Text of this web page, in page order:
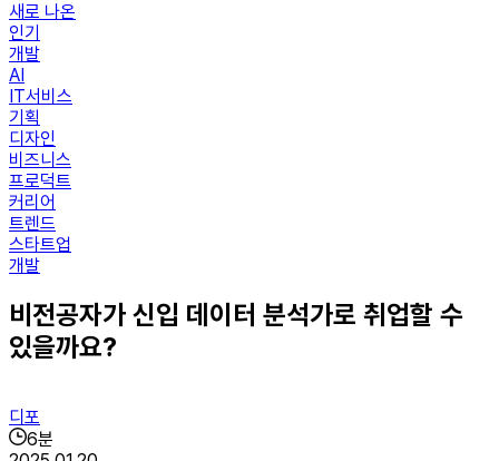
새로 나온
인기
개발
AI
IT서비스
기획
디자인
비즈니스
프로덕트
커리어
트렌드
스타트업
개발
비전공자가 신입 데이터 분석가로 취업할 수
있을까요?
디포
6분